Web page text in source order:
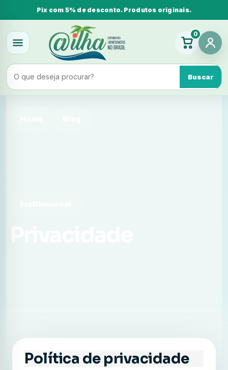
Pix com 5% de desconto. Produtos originais.
Buscar
0
Política de privacidade